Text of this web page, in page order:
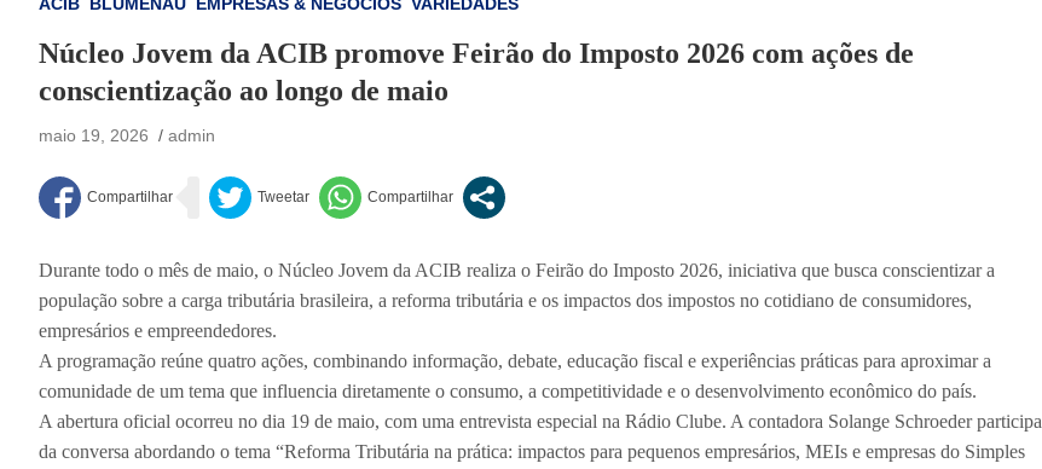
Núcleo Jovem da ACIB promove Feirão do Imposto 2026 com ações de
conscientização ao longo de maio
maio 19, 2026 admin
Durante todo o mês de maio, o Núcleo Jovem da ACIB realiza o Feirão do Imposto 2026, iniciativa que busca conscientizar a
população sobre a carga tributária brasileira, a reforma tributária e os impactos dos impostos no cotidiano de consumidores,
empresários e empreendedores.
A programação reúne quatro ações, combinando informação, debate, educação fiscal e experiências práticas para aproximar a
comunidade de um tema que influencia diretamente o consumo, a competitividade e o desenvolvimento econômico do país.
A abertura oficial ocorreu no dia 19 de maio, com uma entrevista especial na Rádio Clube. A contadora Solange Schroeder participa
da conversa abordando o tema “Reforma Tributária na prática: impactos para pequenos empresários, MEIs e empresas do Simples